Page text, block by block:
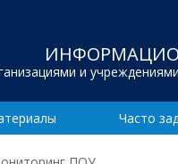
и
Часто